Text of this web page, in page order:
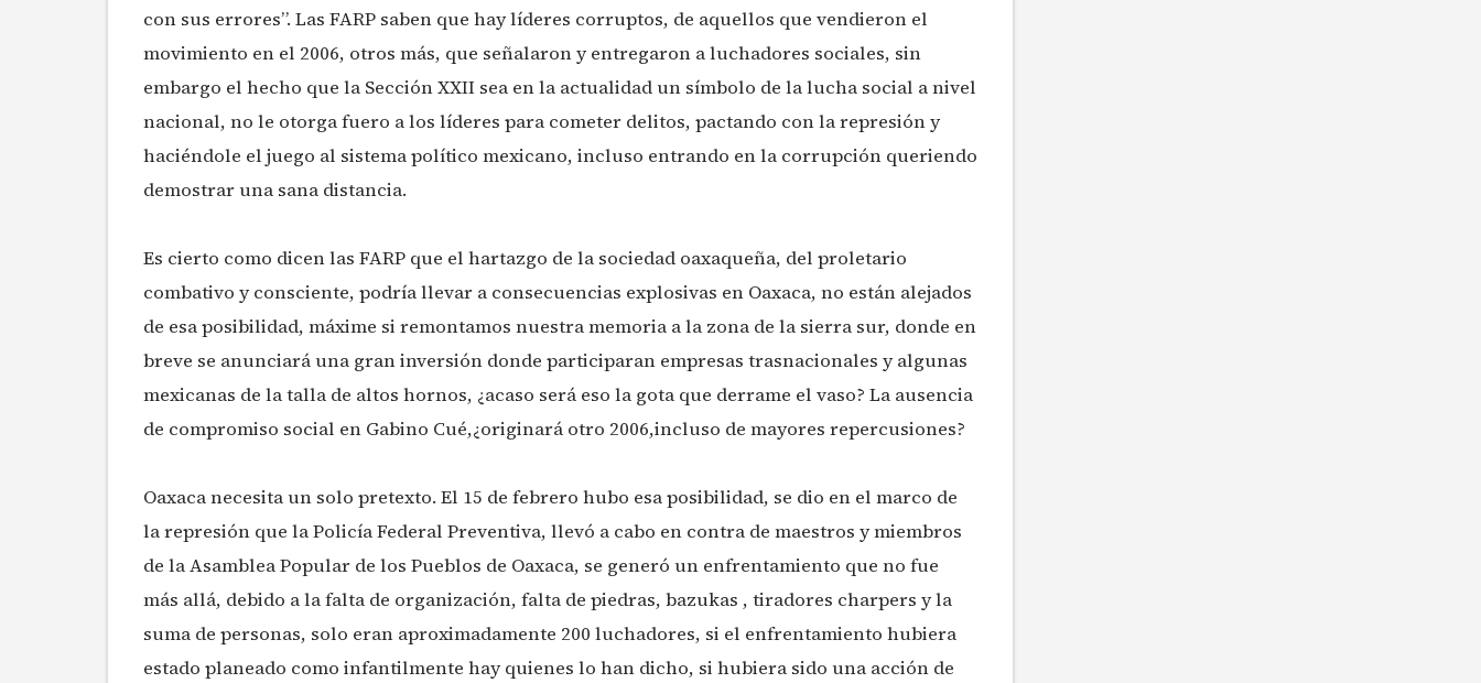
con sus errores”. Las FARP saben que hay líderes corruptos, de aquellos que vendieron el
movimiento en el 2006, otros más, que señalaron y entregaron a luchadores sociales, sin
embargo el hecho que la Sección XXII sea en la actualidad un símbolo de la lucha social a nivel
nacional, no le otorga fuero a los líderes para cometer delitos, pactando con la represión y
haciéndole el juego al sistema político mexicano, incluso entrando en la corrupción queriendo
demostrar una sana distancia.
Es cierto como dicen las FARP que el hartazgo de la sociedad oaxaqueña, del proletario
combativo y consciente, podría llevar a consecuencias explosivas en Oaxaca, no están alejados
de esa posibilidad, máxime si remontamos nuestra memoria a la zona de la sierra sur, donde en
breve se anunciará una gran inversión donde participaran empresas trasnacionales y algunas
mexicanas de la talla de altos hornos, ¿acaso será eso la gota que derrame el vaso? La ausencia
de compromiso social en Gabino Cué,¿originará otro 2006,incluso de mayores repercusiones?
Oaxaca necesita un solo pretexto. El 15 de febrero hubo esa posibilidad, se dio en el marco de
la represión que la Policía Federal Preventiva, llevó a cabo en contra de maestros y miembros
de la Asamblea Popular de los Pueblos de Oaxaca, se generó un enfrentamiento que no fue
más allá, debido a la falta de organización, falta de piedras, bazukas , tiradores charpers y la
suma de personas, solo eran aproximadamente 200 luchadores, si el enfrentamiento hubiera
estado planeado como infantilmente hay quienes lo han dicho, si hubiera sido una acción de